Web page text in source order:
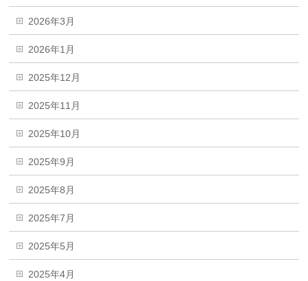
2026年3月
2026年1月
2025年12月
2025年11月
2025年10月
2025年9月
2025年8月
2025年7月
2025年5月
2025年4月